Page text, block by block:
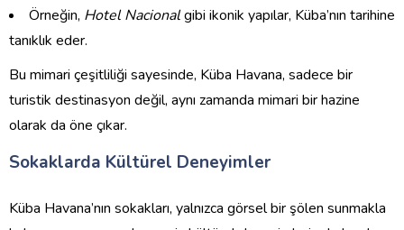
Örneğin, Hotel Nacionalgibi ikonik yapılar, Küba’nın tarihine
tanıklık eder.
Bu mimari çeşitliliği sayesinde, Küba Havana, sadece bir
turistik destinasyon değil, aynı zamanda mimari bir hazine
olarak da öne çıkar.
Sokaklarda Kültürel Deneyimler
Küba Havana’nın sokakları, yalnızca görsel bir şölen sunmakla